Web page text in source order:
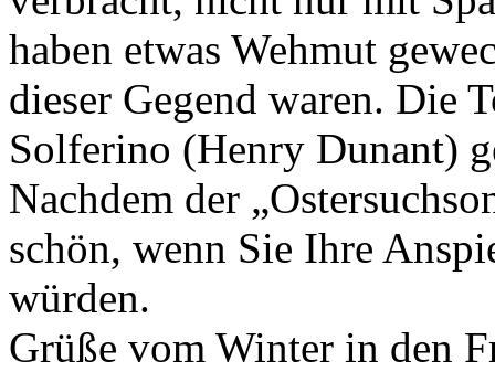
haben etwas Wehmut
dieser Gegend waren. Die
Solferino (Henry Dunant)
Nachdem der
schön, wenn Sie Ihre
würden.
Grüße vom Winter in den